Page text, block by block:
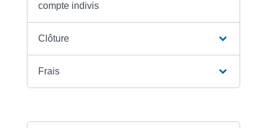
compte indivis
Clôture
Frais